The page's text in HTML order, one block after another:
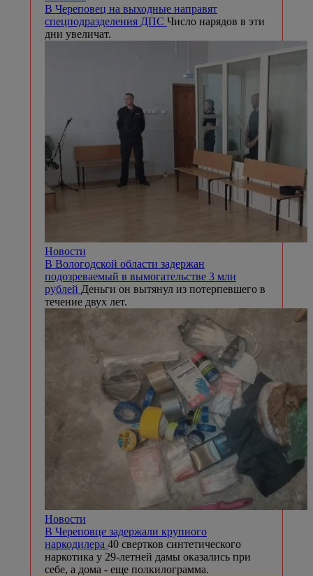
В Череповец на выходные направят
спецподразделения ДПС Число нарядов в эти
дни увеличат.
Новости
В Вологодской области задержан
подозреваемый в вымогательстве 3 млн
рублей Деньги он вытянул из потерпевшего в
течение двух лет.
Новости
В Череповце задержали крупного
наркодилера 40 свертков синтетического
наркотика у 29-летней дамы оказались при
себе, а дома - еще полкилограмма.